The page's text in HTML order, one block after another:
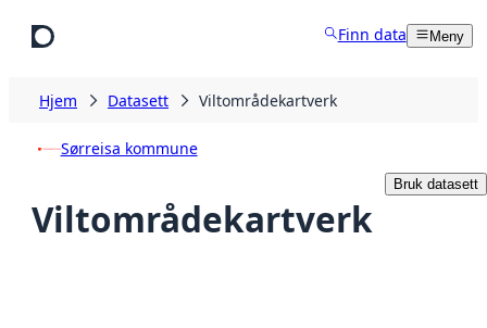
Finn data Meny
Hjem Datasett Viltområdekartverk
Sørreisa kommune
Viltområdekartverk
Bruk datasett